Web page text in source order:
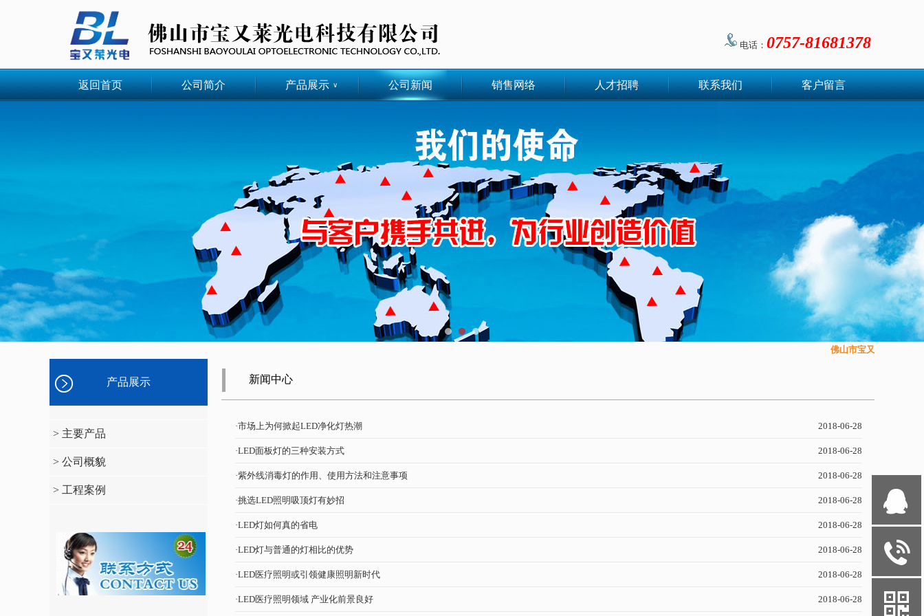
电话： 0757-81681378
返回首页 公司简介 产品展示 ∨ 公司新闻 销售网络 人才招聘 联系我们 客户留言
佛山市宝又莱光电科技
产品展示
> 主要产品
> 公司概貌
> 工程案例
新闻中心
·市场上为何掀起LED净化灯热潮 2018-06-28
·LED面板灯的三种安装方式 2018-06-28
·紫外线消毒灯的作用、使用方法和注意事项 2018-06-28
·挑选LED照明吸顶灯有妙招 2018-06-28
·LED灯如何真的省电 2018-06-28
·LED灯与普通的灯相比的优势 2018-06-28
·LED医疗照明或引领健康照明新时代 2018-06-28
·LED医疗照明领域 产业化前景良好 2018-06-28
Q
y
b